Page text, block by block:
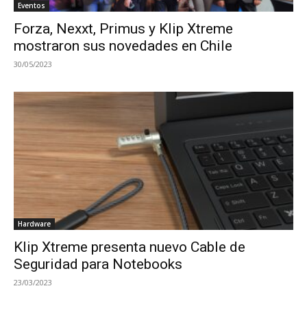
Eventos
Forza, Nexxt, Primus y Klip Xtreme
mostraron sus novedades en Chile
30/05/2023
Hardware
Klip Xtreme presenta nuevo Cable de
Seguridad para Notebooks
23/03/2023